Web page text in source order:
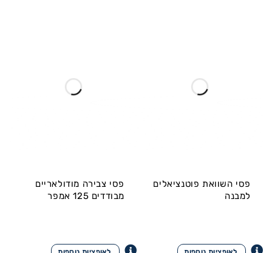
פסי השוואת פוטנציאלים
למבנה
פסי צבירה מודולאריים
מבודדים 125 אמפר